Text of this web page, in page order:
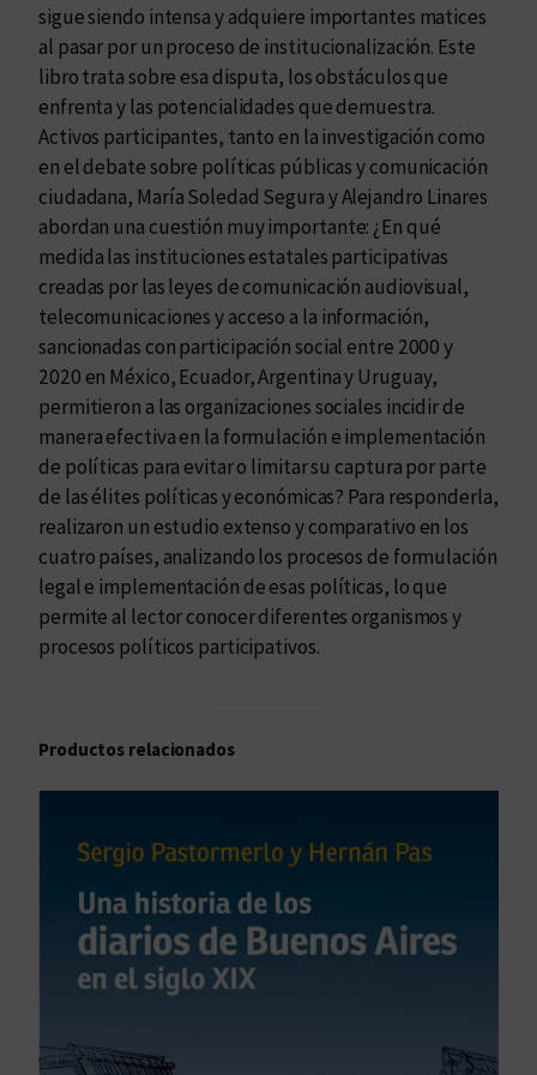
s
c
a
p
t
u
r
e
n
l
a
s
p
o
l
í
t
i
c
a
s
d
o
n
sigue siendo intensa y adquiere importantes matices
al pasar por un proceso de institucionalización. Este
libro trata sobre esa disputa, los obstáculos que
enfrenta y las potencialidades que demuestra.
Activos participantes, tanto en la investigación como
en el debate sobre políticas públicas y comunicación
ciudadana, María Soledad Segura y Alejandro Linares
abordan una cuestión muy importante: ¿En qué
medida las instituciones estatales participativas
creadas por las leyes de comunicación audiovisual,
telecomunicaciones y acceso a la información,
sancionadas con participación social entre 2000 y
2020 en México, Ecuador, Argentina y Uruguay,
permitieron a las organizaciones sociales incidir de
manera efectiva en la formulación e implementación
de políticas para evitar o limitar su captura por parte
de las élites políticas y económicas? Para responderla,
realizaron un estudio extenso y comparativo en los
cuatro países, analizando los procesos de formulación
legal e implementación de esas políticas, lo que
permite al lector conocer diferentes organismos y
procesos políticos participativos.
Productos relacionados